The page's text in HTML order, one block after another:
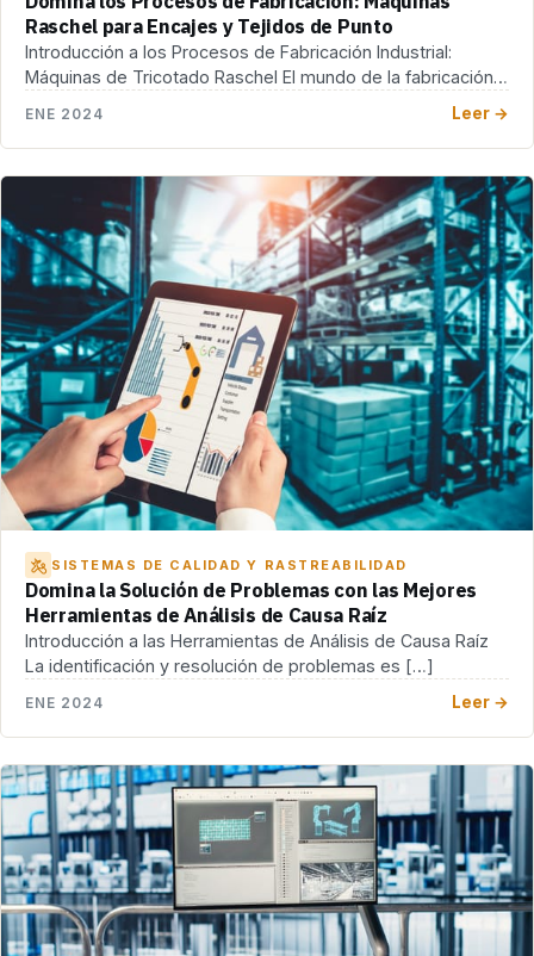
Raschel para Encajes y Tejidos de Punto
Introducción a los Procesos de Fabricación Industrial:
Máquinas de Tricotado Raschel El mundo de la fabricación
ENE 2024 Leer →
SISTEMAS DE CALIDAD Y RASTREABILIDAD
Domina la Solución de Problemas con las Mejores
Herramientas de Análisis de Causa Raíz
Introducción a las Herramientas de Análisis de Causa Raíz
La identificación y resolución de problemas es […]
ENE 2024 Leer →